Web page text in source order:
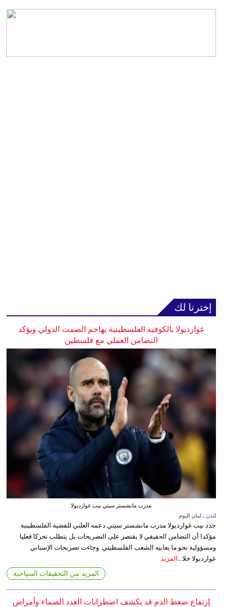
إخترنا لك
غوارديولا بالكوفية الفلسطينية يهاجم الصمت الدولي ويؤكد
التضامن العملي مع فلسطين
مدرب مانشستر سيتي بيب غوارديولا
لندن ـ لبنان اليوم
جدد بيب غوارديولا مدرب مانشستر سيتي دعمه العلني للقضية الفلسطينية
مؤكدا أن التضامن الحقيقي لا يقتصر على التصريحات بل يتطلب تحركا فعليا
ومسؤولية نحو ما يعانيه الشعب الفلسطيني. وجاءت تصريحات الإسباني
غوارديولا خلا... المزيد
المزيد من التحقيقات السياحية
إرتفاع ضغط الدم قد يكشف اضطرابات الغدد الصماء وأمراض